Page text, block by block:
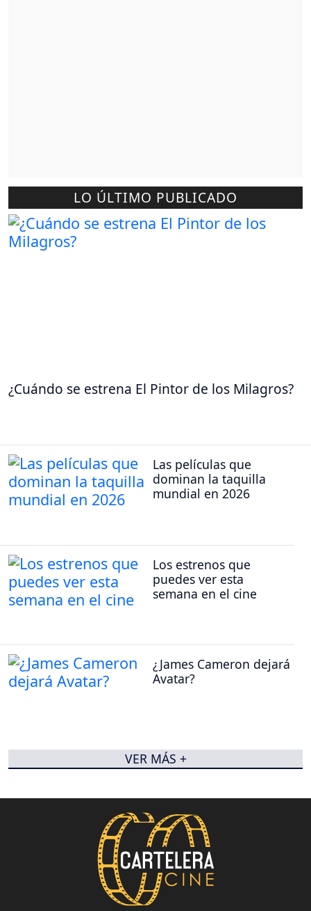
LO ÚLTIMO PUBLICADO
¿Cuándo se estrena El Pintor de los Milagros?
Las películas que
dominan la taquilla
mundial en 2026
Los estrenos que
puedes ver esta
semana en el cine
¿James Cameron dejará
Avatar?
VER MÁS +